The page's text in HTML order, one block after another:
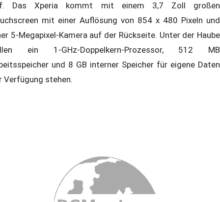
Das Xperia kommt mit einem 3,7 Zoll großen
mit einer Auflösung von 854 x 480 Pixeln und
5-Megapixel-Kamera auf der Rückseite. Unter der Haube
ein 1-GHz-Doppelkern-Prozessor, 512 MB
und 8 GB interner Speicher für eigene Daten
Verfügung stehen.